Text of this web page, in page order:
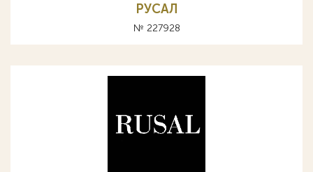
РУСАЛ
№ 227928